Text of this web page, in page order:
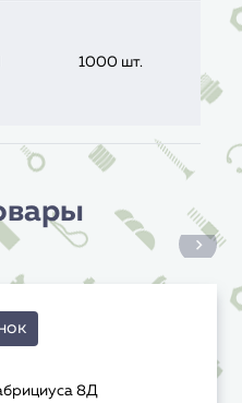
1000 шт.
8Д